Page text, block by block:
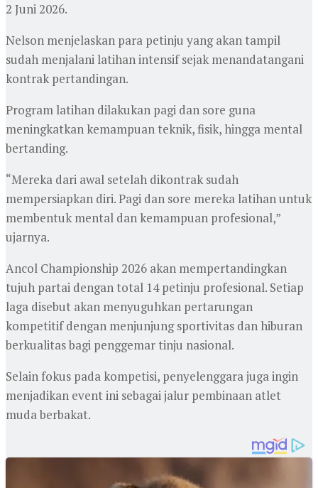
2 Juni 2026.
Nelson menjelaskan para petinju yang akan tampil
sudah menjalani latihan intensif sejak menandatangani
kontrak pertandingan.
Program latihan dilakukan pagi dan sore guna
meningkatkan kemampuan teknik, fisik, hingga mental
bertanding.
“Mereka dari awal setelah dikontrak sudah
mempersiapkan diri. Pagi dan sore mereka latihan untuk
membentuk mental dan kemampuan profesional,”
ujarnya.
Ancol Championship 2026 akan mempertandingkan
tujuh partai dengan total 14 petinju profesional. Setiap
laga disebut akan menyuguhkan pertarungan
kompetitif dengan menjunjung sportivitas dan hiburan
berkualitas bagi penggemar tinju nasional.
Selain fokus pada kompetisi, penyelenggara juga ingin
menjadikan event ini sebagai jalur pembinaan atlet
muda berbakat.